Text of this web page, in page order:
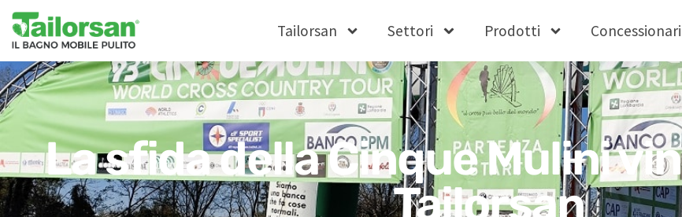
Tailorsan Settori Prodotti Concessionari
La sfida della Cinque Mulini
Tailorsan